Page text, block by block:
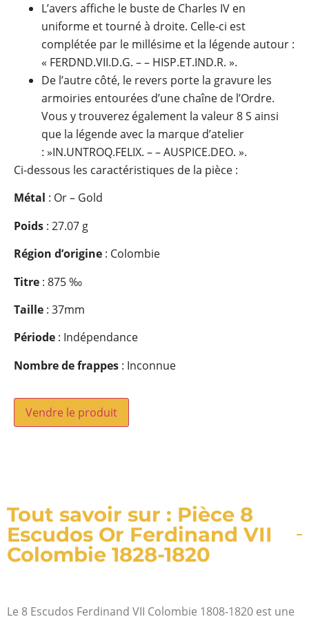
L’avers affiche le buste de Charles IV en
uniforme et tourné à droite. Celle-ci est
complétée par le millésime et la légende autour :
« FERDND.VII.D.G. – – HISP.ET.IND.R. ».
De l’autre côté, le revers porte la gravure les
armoiries entourées d’une chaîne de l’Ordre.
Vous y trouverez également la valeur 8 S ainsi
que la légende avec la marque d’atelier
: »IN.UNTROQ.FELIX. – – AUSPICE.DEO. ».
Ci-dessous les caractéristiques de la pièce :
Métal : Or – Gold
Poids : 27.07 g
Région d’origine : Colombie
Titre : 875 ‰
Taille : 37mm
Période : Indépendance
Nombre de frappes : Inconnue
Vendre le produit
Tout savoir sur : Pièce 8
Escudos Or Ferdinand VII
Colombie 1828-1820
Le 8 Escudos Ferdinand VII Colombie 1808-1820 est une